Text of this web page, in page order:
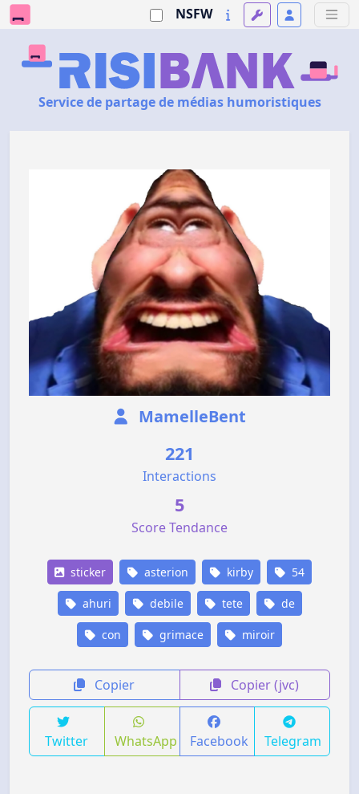
NSFW
Service de partage de médias humoristiques
MamelleBent
221
Interactions
5
Score Tendance
sticker asterion kirby 54
ahuri debile tete de
con grimace miroir
Copier Copier (jvc)
Twitter WhatsApp Facebook Telegram